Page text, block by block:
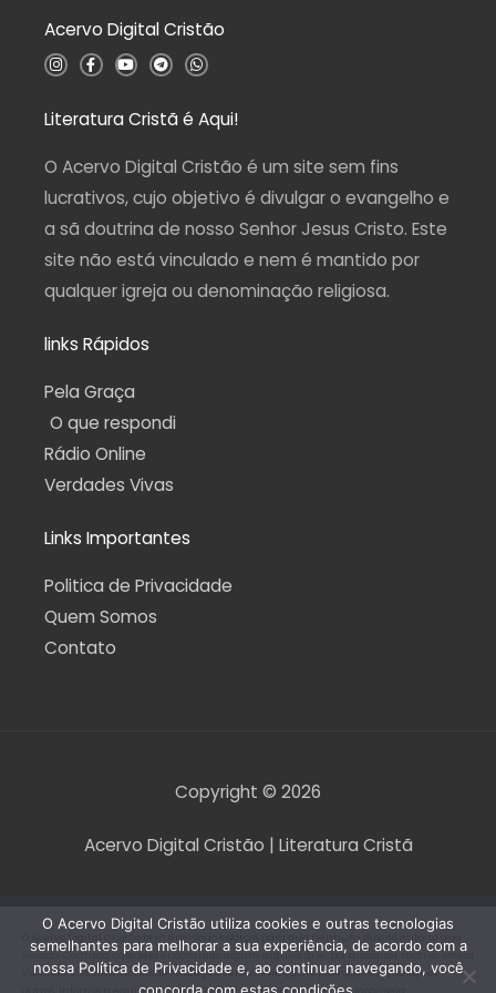
e
5
Acervo Digital Cristão
I
n
a
g
a
m
F
a
b
o
k
-
f
Y
o
u
b
T
e
g
r
m
W
h
s
a
p
Literatura Cristã é Aqui!
O Acervo Digital Cristão é um site sem fins
lucrativos, cujo objetivo é divulgar o evangelho e
a sã doutrina de nosso Senhor Jesus Cristo. Este
site não está vinculado e nem é mantido por
qualquer igreja ou denominação religiosa.
links Rápidos
Pela Graça
O que respondi
Rádio Online
Verdades Vivas
Links Importantes
Politica de Privacidade
Quem Somos
Contato
Copyright © 2026
Acervo Digital Cristão | Literatura Cristã
O Acervo Digital Cristão tem envidado esforços para que nenhum direito autoral seja
violado. Contudo, caso seja encontrado algum arquivo que, por qualquer motivo, esteja
violando direitos autorais de tradução, versão, exibição, reprodução ou quaisquer
O Acervo Digital Cristão utiliza cookies e outras tecnologias
semelhantes para melhorar a sua experiência, de acordo com a
nossa Política de Privacidade e, ao continuar navegando, você